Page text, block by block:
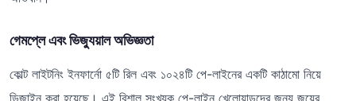
গেমপ্লে এবং ভিজ্যুয়াল অভিজ্ঞতা
কোল্ট লাইটনিং ইনফার্নো ৫টি রিল এবং ১০২৪টি পে-লাইনের একটি কাঠামো নিয়ে